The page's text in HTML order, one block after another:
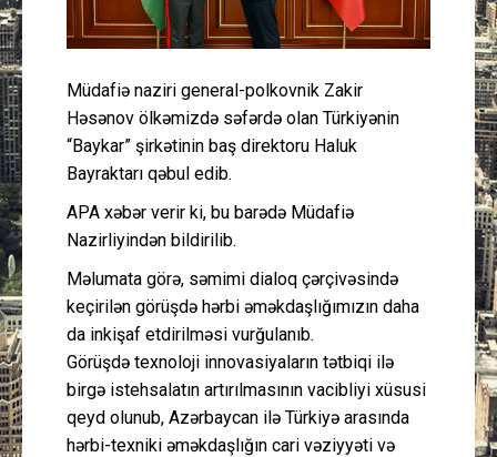
Layihə
Gündəm
Cəmiyyət
Peşə etikası
Müdafiə naziri general-polkovnik Zakir
Həsənov ölkəmizdə səfərdə olan Türkiyənin
“Baykar” şirkətinin baş direktoru Haluk
Bayraktarı qəbul edib.
APA xəbər verir ki, bu barədə Müdafiə
Nazirliyindən bildirilib.
Məlumata görə, səmimi dialoq çərçivəsində
keçirilən görüşdə hərbi əməkdaşlığımızın daha
da inkişaf etdirilməsi vurğulanıb.
Görüşdə texnoloji innovasiyaların tətbiqi ilə
birgə istehsalatın artırılmasının vacibliyi xüsusi
qeyd olunub, Azərbaycan ilə Türkiyə arasında
hərbi-texniki əməkdaşlığın cari vəziyyəti və